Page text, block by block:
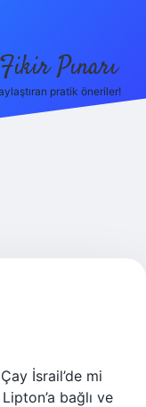
Pınarı
pratik öneriler!
İsrail’de mi
bağlı ve